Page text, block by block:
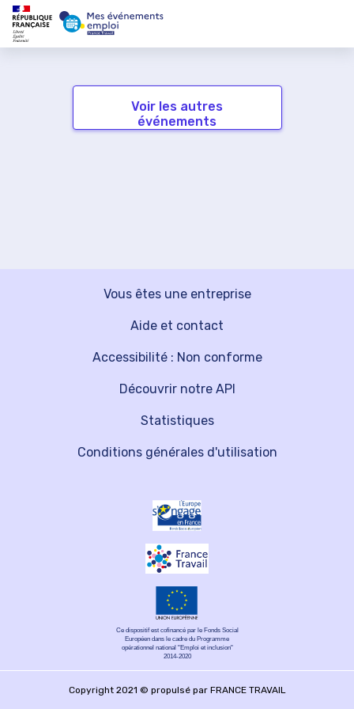
Voir les autres
événements
Vous êtes une entreprise
Découvrir notre API
Aide et contact
Statistiques
Accessibilité : Non conforme
Conditions générales d'utilisation
Ce dispositif est cofinancé par le Fonds Social
Européen dans le cadre du Programme
opérationnel national "Emploi et inclusion"
2014-2020
Copyright 2021 © propulsé par FRANCE TRAVAIL